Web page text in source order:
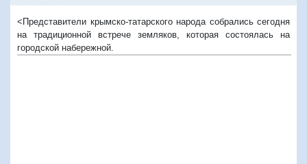
<Представители крымско-татарского народа собрались сегодня
на традиционной встрече земляков, которая состоялась на
городской набережной.